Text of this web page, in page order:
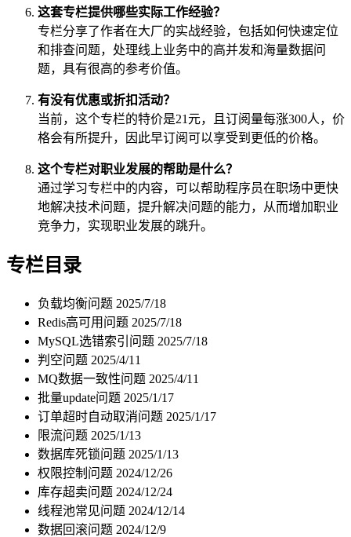
这套专栏提供哪些实际工作经验？
专栏分享了作者在大厂的实战经验，包括如何快速定位
和排查问题，处理线上业务中的高并发和海量数据问
题，具有很高的参考价值。
有没有优惠或折扣活动？
当前，这个专栏的特价是21元，且订阅量每涨300人，价
格会有所提升，因此早订阅可以享受到更低的价格。
这个专栏对职业发展的帮助是什么？
通过学习专栏中的内容，可以帮助程序员在职场中更快
地解决技术问题，提升解决问题的能力，从而增加职业
竞争力，实现职业发展的跳升。
专栏目录
负载均衡问题 2025/7/18
Redis高可用问题 2025/7/18
MySQL选错索引问题 2025/7/18
判空问题 2025/4/11
MQ数据一致性问题 2025/4/11
批量update问题 2025/1/17
订单超时自动取消问题 2025/1/17
限流问题 2025/1/13
数据库死锁问题 2025/1/13
权限控制问题 2024/12/26
库存超卖问题 2024/12/24
线程池常见问题 2024/12/14
数据回滚问题 2024/12/9